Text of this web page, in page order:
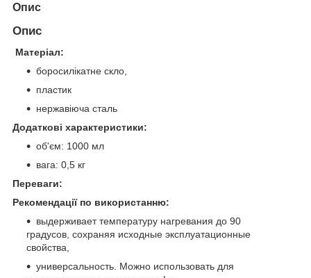
Опис
Опис
Матеріал:
боросилікатне скло,
пластик
нержавіюча сталь
Додаткові характеристики:
об'єм: 1000 мл
вага: 0,5 кг
Переваги:
Рекомендації по використанню:
выдерживает температуру нагревания до 90
градусов, сохраняя исходные эксплуатационные
свойства,
универсальность. Можно использовать для